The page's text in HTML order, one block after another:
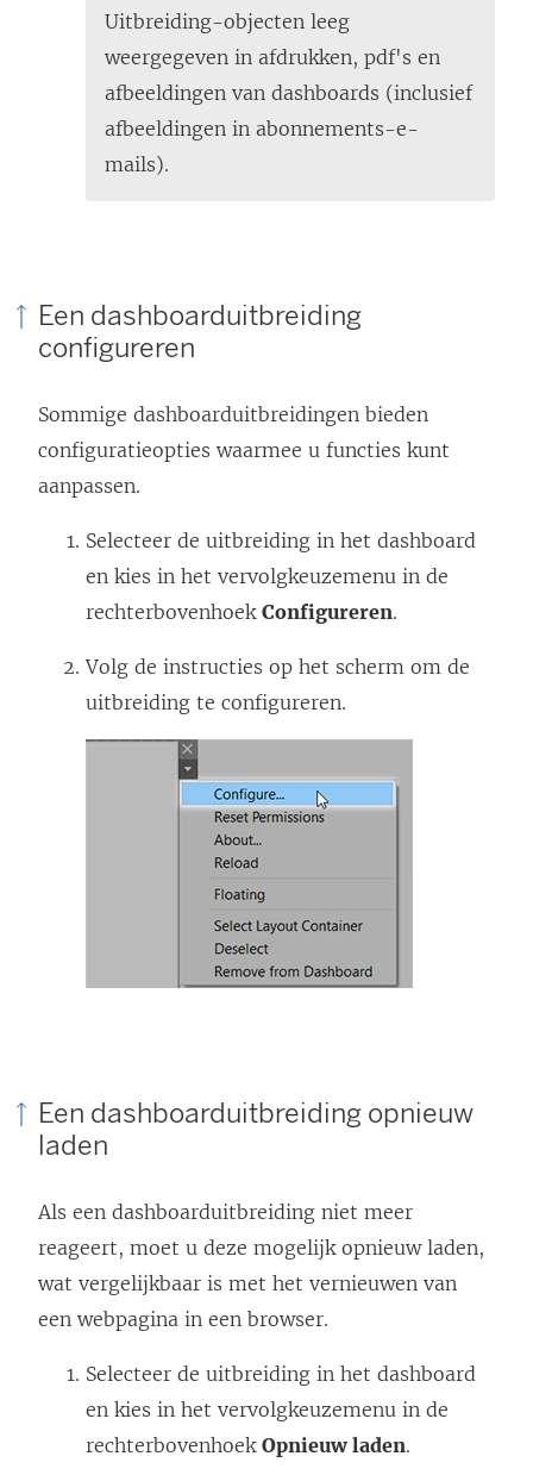
Uitbreiding-objecten leeg
weergegeven in afdrukken, pdf's en
afbeeldingen van dashboards (inclusief
afbeeldingen in abonnements-e-
mails).
Een dashboarduitbreiding
configureren
Sommige dashboarduitbreidingen bieden
configuratieopties waarmee u functies kunt
aanpassen.
Selecteer de uitbreiding in het dashboard
en kies in het vervolgkeuzemenu in de
rechterbovenhoek Configureren.
Volg de instructies op het scherm om de
uitbreiding te configureren.
Een dashboarduitbreiding opnieuw
laden
Als een dashboarduitbreiding niet meer
reageert, moet u deze mogelijk opnieuw laden,
wat vergelijkbaar is met het vernieuwen van
een webpagina in een browser.
Selecteer de uitbreiding in het dashboard
en kies in het vervolgkeuzemenu in de
rechterbovenhoek Opnieuw laden.